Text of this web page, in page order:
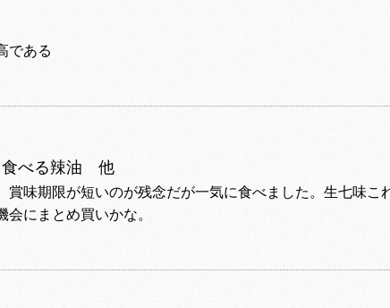
である
食べる辣油 他
賞味期限が短いのが残念だが一気に食べました。生七味こ
会にまとめ買いかな。